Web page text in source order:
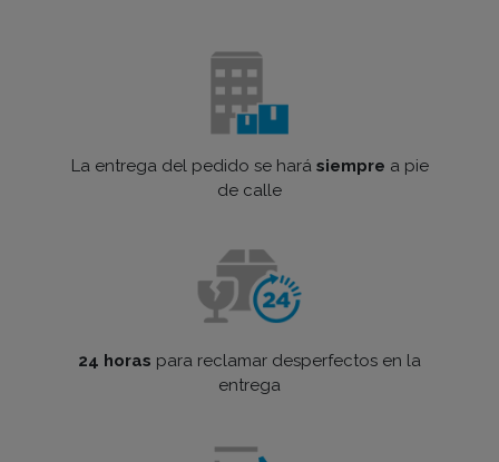
La entrega del pedido se hará siempre a pie
de calle
24 horas para reclamar desperfectos en la
entrega